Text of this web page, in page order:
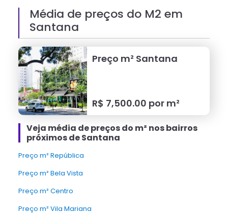
Média de preços do M2 em
Santana
Preço m² Santana
R$ 7,500.00 por m²
Veja média de preços do m² nos bairros
próximos de Santana
Preço m² República
Preço m² Bela Vista
Preço m² Centro
Preço m² Vila Mariana